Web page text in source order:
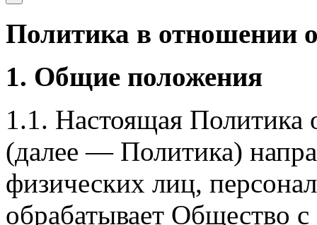
Политика в отношении
1. Общие положения
1.1. Настоящая Политика
(далее — Политика)
физических лиц,
обрабатывает Общество